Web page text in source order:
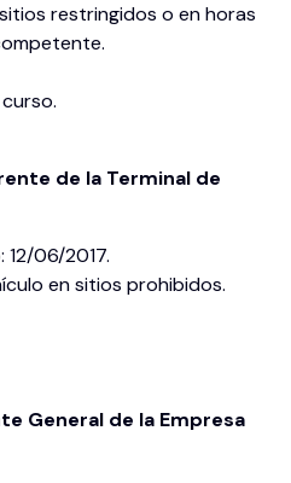
restringidos o en horas
de la Terminal de
06/2017.
en sitios prohibidos.
General de la Empresa